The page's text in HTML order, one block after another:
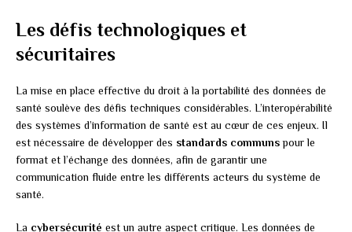
Les défis technologiques et
sécuritaires
La mise en place effective du droit à la portabilité des données de
santé soulève des défis techniques considérables. L’interopérabilité
des systèmes d’information de santé est au cœur de ces enjeux. Il
est nécessaire de développer des standards communspour le
format et l’échange des données, afin de garantir une
communication fluide entre les différents acteurs du système de
santé.
La cybersécurité est un autre aspect critique. Les données de